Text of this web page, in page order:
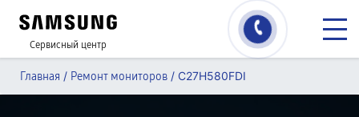
Сервисный центр
Главная / Ремонт мониторов / C27H580FDI